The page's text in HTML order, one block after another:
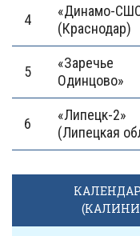
4
«Динамо-
(Краснодар)
5
«Заречье
Одинцово»
6
«Липецк-2»
(Липецкая